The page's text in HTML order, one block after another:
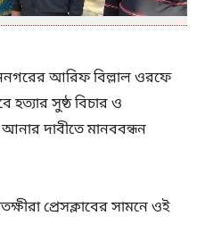
আরিফ বিল্লাল ওরফে
হত্যার সুষ্ঠ বিচার ও
দাবীতে মানববন্ধন
প্রেসক্লাবের সামনে ওই